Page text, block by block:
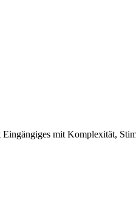
mit Komplexität,